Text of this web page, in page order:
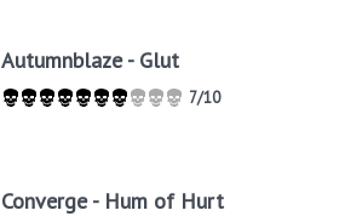
Autumnblaze - Glut
7/10
Converge - Hum of Hurt